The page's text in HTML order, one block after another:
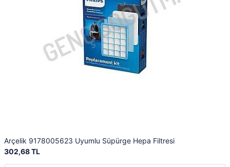
Arçelik 9178005623 Uyumlu Süpürge Hepa Filtresi
302,68 TL